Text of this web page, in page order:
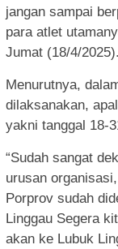
jangan sampai
para atlet
Jumat (18/4/2025).
Menurutnya,
dilaksanakan,
yakni tanggal 18-
“Sudah sangat
urusan
Porprov sudah
Linggau Segera
akan ke Lubuk